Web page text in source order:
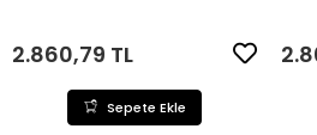
2.860,79 TL
Sepete Ekle